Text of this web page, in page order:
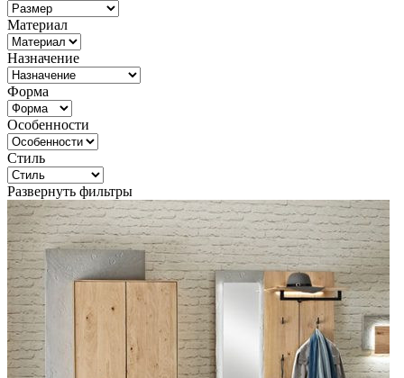
Материал
Назначение
Форма
Особенности
Стиль
Развернуть фильтры